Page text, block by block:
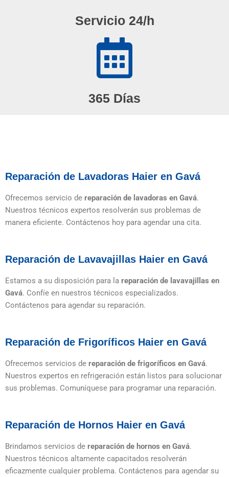
Servicio 24/h
365 Días
Reparación de Lavadoras Haier en Gavá
Ofrecemos servicio de reparación de lavadoras en Gavá.
Nuestros técnicos expertos resolverán sus problemas de
manera eficiente. Contáctenos hoy para agendar una cita.
Reparación de Lavavajillas Haier en Gavá
Estamos a su disposición para la reparación de lavavajillas en
Gavá. Confíe en nuestros técnicos especializados.
Contáctenos para agendar su reparación.
Reparación de Frigoríficos Haier en Gavá
Ofrecemos servicios de reparación de frigoríficos en Gavá.
Nuestros expertos en refrigeración están listos para solucionar
sus problemas. Comuníquese para programar una reparación.
Reparación de Hornos Haier en Gavá
Brindamos servicios de reparación de hornos en Gavá.
Nuestros técnicos altamente capacitados resolverán
eficazmente cualquier problema. Contáctenos para agendar su